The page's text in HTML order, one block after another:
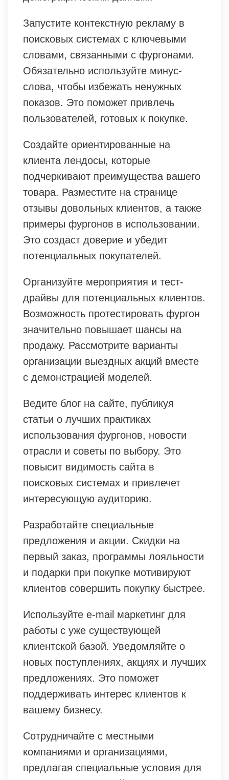
Запустите контекстную рекламу в
поисковых системах с ключевыми
словами, связанными с фургонами.
Обязательно используйте минус-
слова, чтобы избежать ненужных
показов. Это поможет привлечь
пользователей, готовых к покупке.
Создайте ориентированные на
клиента лендосы, которые
подчеркивают преимущества вашего
товара. Разместите на странице
отзывы довольных клиентов, а также
примеры фургонов в использовании.
Это создаст доверие и убедит
потенциальных покупателей.
Организуйте мероприятия и тест-
драйвы для потенциальных клиентов.
Возможность протестировать фургон
значительно повышает шансы на
продажу. Рассмотрите варианты
организации выездных акций вместе
с демонстрацией моделей.
Ведите блог на сайте, публикуя
статьи о лучших практиках
использования фургонов, новости
отрасли и советы по выбору. Это
повысит видимость сайта в
поисковых системах и привлечет
интересующую аудиторию.
Разработайте специальные
предложения и акции. Скидки на
первый заказ, программы лояльности
и подарки при покупке мотивируют
клиентов совершить покупку быстрее.
Используйте e-mail маркетинг для
работы с уже существующей
клиентской базой. Уведомляйте о
новых поступлениях, акциях и лучших
предложениях. Это поможет
поддерживать интерес клиентов к
вашему бизнесу.
Сотрудничайте с местными
компаниями и организациями,
предлагая специальные условия для